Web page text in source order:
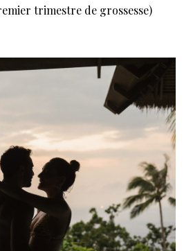
trimestre de grossesse)